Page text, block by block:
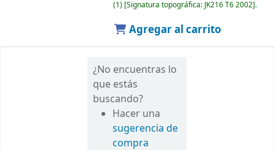
(1) Signatura topográfica: JK216 T6 2002 .
Agregar al carrito
¿No encuentras lo
que estás
buscando?
Hacer una
sugerencia de
compra